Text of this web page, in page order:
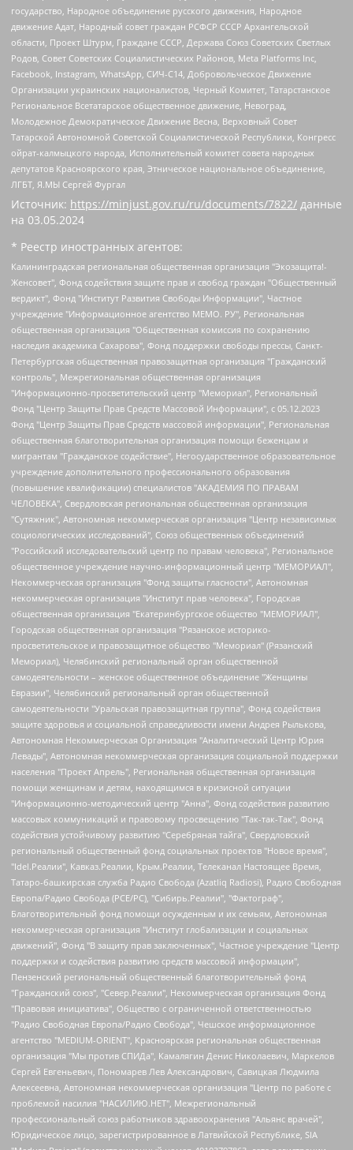
государство, Народное объединение русского движения, Народное
движение Адат, Народный совет граждан РСФСР СССР Архангельской
области, Проект Штурм, Граждане СССР, Держава Союз Советских Светлых
Родов, Совет Советских Социалистических Районов, Meta Platforms Inc,
Facebook, Instagram, WhatsApp, СИЧ-С14, Добровольческое Движение
Организации украинских националистов, Черный Комитет, Татарстанское
Региональное Всетатарское общественное движение, Невоград,
Молодежное Демократическое Движение Весна, Верховный Совет
Татарской Автономной Советской Социалистической Республики, Конгресс
ойрат-калмыцкого народа, Исполнительный комитет совета народных
депутатов Красноярского края, Этническое национальное объединение,
ЛГБТ, Я.МЫ Сергей Фургал
Источник: https://minjust.gov.ru/ru/documents/7822/ данные
на 03.05.2024
* Реестр иностранных агентов:
Калининградская региональная общественная организация "Экозащита!-Женсовет", Фонд содействия защите прав и свобод граждан "Общественный вердикт", Фонд "Институт Развития Свободы Информации", Частное учреждение "Информационное агентство МЕМО. РУ", Региональная общественная организация "Общественная комиссия по сохранению наследия академика Сахарова", Фонд поддержки свободы прессы, Санкт-Петербургская общественная правозащитная организация "Гражданский контроль", Межрегиональная общественная организация "Информационно-просветительский центр "Мемориал", Региональный Фонд "Центр Защиты Прав Средств Массовой Информации", с 05.12.2023 Фонд "Центр Защиты Прав Средств массовой информации", Региональная общественная благотворительная организация помощи беженцам и мигрантам "Гражданское содействие", Негосударственное образовательное учреждение дополнительного профессионального образования (повышение квалификации) специалистов "АКАДЕМИЯ ПО ПРАВАМ ЧЕЛОВЕКА", Свердловская региональная общественная организация "Сутяжник", Автономная некоммерческая организация "Центр независимых социологических исследований", Союз общественных объединений "Российский исследовательский центр по правам человека", Региональное общественное учреждение научно-информационный центр "МЕМОРИАЛ", Некоммерческая организация "Фонд защиты гласности", Автономная некоммерческая организация "Институт прав человека", Городская общественная организация "Екатеринбургское общество "МЕМОРИАЛ", Городская общественная организация "Рязанское историко-просветительское и правозащитное общество "Мемориал" (Рязанский Мемориал), Челябинский региональный орган общественной самодеятельности – женское общественное объединение "Женщины Евразии", Челябинский региональный орган общественной самодеятельности "Уральская правозащитная группа", Фонд содействия защите здоровья и социальной справедливости имени Андрея Рылькова, Автономная Некоммерческая Организация "Аналитический Центр Юрия Левады", Автономная некоммерческая организация социальной поддержки населения "Проект Апрель", Региональная общественная организация помощи женщинам и детям, находящимся в кризисной ситуации "Информационно-методический центр "Анна", Фонд содействия развитию массовых коммуникаций и правовому просвещению "Так-так-Так", Фонд содействия устойчивому развитию "Серебряная тайга", Свердловский региональный общественный фонд социальных проектов "Новое время", "Idel.Реалии", Кавказ.Реалии, Крым.Реалии, Телеканал Настоящее Время, Татаро-башкирская служба Радио Свобода (Azatliq Radiosi), Радио Свободная Европа/Радио Свобода (PCE/PC), "Сибирь.Реалии", "Фактограф", Благотворительный фонд помощи осужденным и их семьям, Автономная некоммерческая организация "Институт глобализации и социальных движений", Фонд "В защиту прав заключенных", Частное учреждение "Центр поддержки и содействия развитию средств массовой информации", Пензенский региональный общественный благотворительный фонд "Гражданский союз", "Север.Реалии", Некоммерческая организация Фонд "Правовая инициатива", Общество с ограниченной ответственностью "Радио Свободная Европа/Радио Свобода", Чешское информационное агентство "MEDIUM-ORIENT", Красноярская региональная общественная организация "Мы против СПИДа", Камалягин Денис Николаевич, Маркелов Сергей Евгеньевич, Пономарев Лев Александрович, Савицкая Людмила Алексеевна, Автономная некоммерческая организация "Центр по работе с проблемой насилия "НАСИЛИЮ.НЕТ", Межрегиональный профессиональный союз работников здравоохранения "Альянс врачей", Юридическое лицо, зарегистрированное в Латвийской Республике, SIA "Medusa Project" (регистрационный номер 40103797863, дата регистрации 10.06.2014), Некоммерческая организация "Фонд по борьбе с коррупцией", Автономная некоммерческая организация "Институт права и публичной политики", Баданин Роман Сергеевич, Гликин Максим Александрович, Железнова Мария Михайловна, Лукьянова Юлия Сергеевна, Маетная Елизавета Витальевна, Маняхин Петр Борисович, Чуракова Ольга Владимировна, Ярош Юлия Петровна, Юридическое лицо "The Insider SIA", зарегистрированное в Риге, Латвийская Республика (дата регистрации 26.06.2015), являющееся администратором доменного имени интернет-издания "The Insider SIA", https://theins.ru, Постернак Алексей Евгеньевич, Рубин Михаил Аркадьевич, Анин Роман Александрович, Юридическое лицо Istories fonds, зарегистрированное в Латвийской Республике (регистрационный номер 50008295751, дата регистрации 24.02.2020), Великовский Дмитрий Александрович, Долинина Ирина Николаевна, Мароховская Алеся Алексеевна, Шлейнов Роман Юрьевич, Шмагун Олеся Валентиновна, Общество с ограниченной ответственностью "Альтаир 2021", Общество с ограниченной ответственностью "Вега 2021", Общество с ограниченной ответственностью "Главный редактор 2021", Общество с ограниченной ответственностью "Ромашки монолит", Важенков Артем Валерьевич, Ивановская областная общественная организация "Центр гендерных исследований", Гурман Юрий Альбертович, Медиапроект "ОВД-Инфо", Егоров Владимир Владимирович, Жилинский Владимир Александрович, Общество с ограниченной ответственностью "ЗП", Иванова София Юрьевна, Карезина Инна Павловна, Кильтау Екатерина Викторовна, Петров Алексей Викторович, Пискунов Сергей Евгеньевич, Смирнов Сергей Сергеевич, Тихонов Михаил Сергеевич, Общество с ограниченной ответственностью "ЖУРНАЛИСТ-ИНОСТРАННЫЙ АГЕНТ", Арапова Галина Юрьевна, Вольтская Татьяна Анатольевна, Американская компания "Mason G.E.S. Anonymous Foundation" (США), являющаяся владельцем интернет-издания https://mnews.world/, Компания "Stichting Bellingcat", зарегистрированная в Нидерландах (дата регистрации 11.07.2018), Захаров Андрей Вячеславович, Клепиковская Екатерина Дмитриевна, Общество с ограниченной ответственностью "МЕМО", Перл Роман Александрович, Симонов Евгений Алексеевич, Соловьева Елена Анатольевна, Сотников Даниил Владимирович, Сурначева Елизавета Дмитриевна, Автономная некоммерческая организация по защите прав человека и информированию населения "Якутия – Наше Мнение", Общество с ограниченной ответственностью "Москоу диджитал медиа", с 26.01.2023 Общество с ограниченной ответственностью "Чайка Белые сады", Ветошкина Валерия Валерьевна, Заговора Максим Александрович, Межрегиональное общественное движение "Российская ЛГБТ - сеть", Оленичев Максим Владимирович, Павлов Иван Юрьевич, Скворцова Елена Сергеевна, Общество с ограниченной ответственностью "Как бы инагент", Кочетков Игорь Викторович, Общество с ограниченной ответственностью "Честные выборы", Еланчик Олег Александрович, Общество с ограниченной ответственностью "Нобелевский призыв", Гималова Регина Эмилевна, Григорьев Андрей Валерьевич, Григорьева Алина Александровна, Ассоциация по содействию защите прав призывников, альтернативнослужащих и военнослужащих "Правозащитная группа "Гражданин.Армия.Право", Хисамова Регина Фаритовна, Автономная некоммерческая организация по реализации социально-правовых программ "Лилит", Дальневосточное общественное движение "Маяк", Санкт-Петербургская ЛГБТ-инициативная группа "Выход", Инициативная группа ЛГБТ+ "Реверс", Алексеев Андрей Викторович, Бекбулатова Таисия Львовна, Беляев Иван Михайлович, Владыкина Елена Сергеевна, Гельман Марат Александрович, Никульшина Вероника Юрьевна, Толоконникова Надежда Андреевна, Шендерович Виктор Анатольевич, Общество с ограниченной ответственностью "Данное сообщение", Общество с ограниченной ответственностью Издательский дом "Новая глава", Айнбиндер Александра Александровна, Московский комьюнити-центр для ЛГБТ+инициатив, Благотворительный фонд развития филантропии, Deutsche Welle (Германия, Kurt-Schumacher-Strasse 3, 53113 Bonn), Борзунова Мария Михайловна, Воробьев Виктор Викторович, Голубева Анна Львовна, Константинова Алла Михайловна, Малкова Ирина Владимировна, Мурадов Мурад Абдулгалимович, Осетинская Елизавета Николаевна, Понасенков Евгений Николаевич, Ганапольский Матвей Юрьевич, Киселев Евгений Алексеевич, Борухович Ирина Григорьевна, Дремин Иван Тимофеевич, Дубровский Дмитрий Викторович, Красноярская региональная общественная организация поддержки и развития альтернативных образовательных технологий и межкультурных коммуникаций "ИНТЕРРА", Маяковская Екатерина Алексеевна, Фейгин Марк Захарович, Филимонов Андрей Викторович, Дзугкоева Регина Николаевна, Доброхотов Роман Александрович, Дудь Юрий Александрович, Елкин Сергей Владимирович, Кругликов Кирилл Игоревич, Сабунаева Мария Леонидовна, Семенов Алексей Владимирович, Шаинян Карен Багратович, Шульман Екатерина Михайловна, Асафьев Артур Валерьевич, Вахштайн Виктор Семенович, Венедиктов Алексей Алексеевич, Лушникова Екатерина Евгеньевна, Волков Леонид Михайлович, Невзоров Александр Глебович, Пархоменко Сергей Борисович, Сироткин Ярослав Николаевич, Кара-Мурза Владимир Владимирович, Баранова Наталья Владимировна, Гозман Леонид Яковлевич, Кагарлицкий Борис Юльевич, Климарев Михаил Валерьевич, Милов Владимир Станиславович, Автономная некоммерческая организация Краснодарский центр современного искусства "Типография", Моргенштерн Алишер Тагирович, Соболь Любовь Эдуардовна, Общество с ограниченной ответственностью "ЛИЗА НОРМ", Каспаров Гарри Кимович, Ходорковский Михаил Борисович, Общество с ограниченной ответственностью "Апрельские тезисы", Данилович Ирина Брониславовна, Кашин Олег Владимирович, Петров Николай Владимирович, Пивоваров Алексей Владимирович, Соколов Михаил Владимирович, Цветкова Юлия Владимировна, Чичваркин Евгений Александрович, Комитет против пыток/Команда против пыток, Общество с ограниченной ответственностью "Первый научный", Общество с ограниченной ответственностью "Вертолет и ко", Белоцерковская Вероника Борисовна, Кац Максим Евгеньевич, Лазарева Татьяна Юрьевна, Шаведдинов Руслан Табризович, Яшин Илья Валерьевич, Общество с ограниченной ответственностью "Иноагент ААВ", Алешковский Дмитрий Петрович, Альбац Евгения Марковна, Быков Дмитрий Львович, Галямина Юлия Евгеньевна, Лойко Сергей Леонидович, Мартынов Кирилл Константинович, Медведев Сергей Александрович, Крашенинников Федор Геннадиевич, Гордеева Катерина Вл